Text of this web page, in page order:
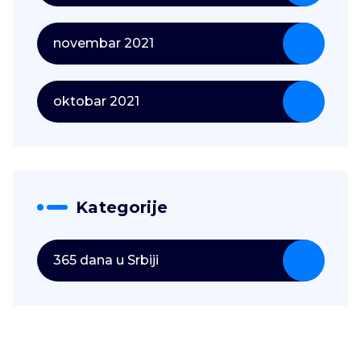
novembar 2021
oktobar 2021
Kategorije
365 dana u Srbiji